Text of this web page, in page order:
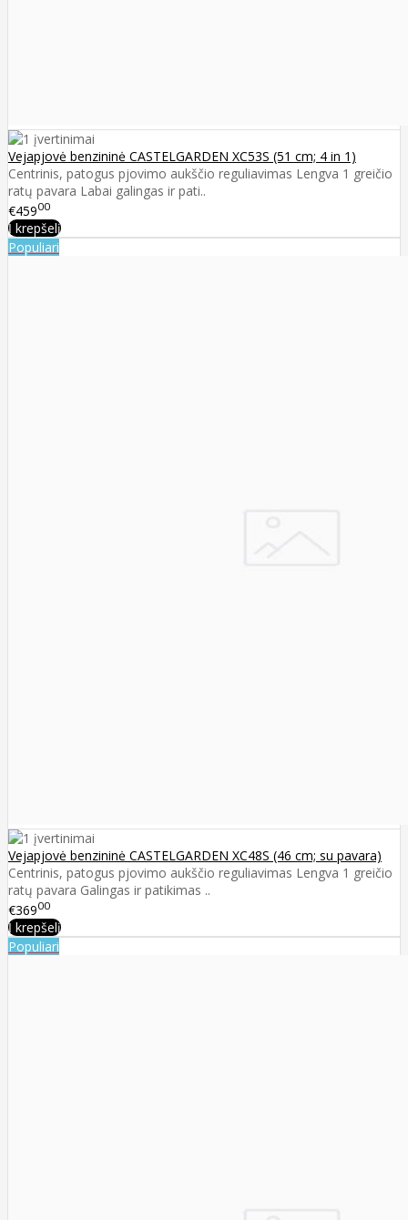
Vejapjovė benzininė CASTELGARDEN XC53S (51 cm; 4 in 1)
Centrinis, patogus pjovimo aukščio reguliavimas Lengva 1 greičio
ratų pavara Labai galingas ir pati..
€45900
Į krepšelį
Populiari
Vejapjovė benzininė CASTELGARDEN XC48S (46 cm; su pavara)
Centrinis, patogus pjovimo aukščio reguliavimas Lengva 1 greičio
ratų pavara Galingas ir patikimas ..
€36900
Į krepšelį
Populiari